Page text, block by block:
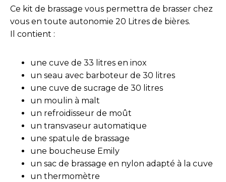
Ce kit de brassage vous permettra de brasser chez
vous en toute autonomie 20 Litres de bières.
Il contient :
une cuve de 33 litres en inox
un seau avec barboteur de 30 litres
une cuve de sucrage de 30 litres
un moulin à malt
un refroidisseur de moût
un transvaseur automatique
une spatule de brassage
une boucheuse Emily
un sac de brassage en nylon adapté à la cuve
un thermomètre